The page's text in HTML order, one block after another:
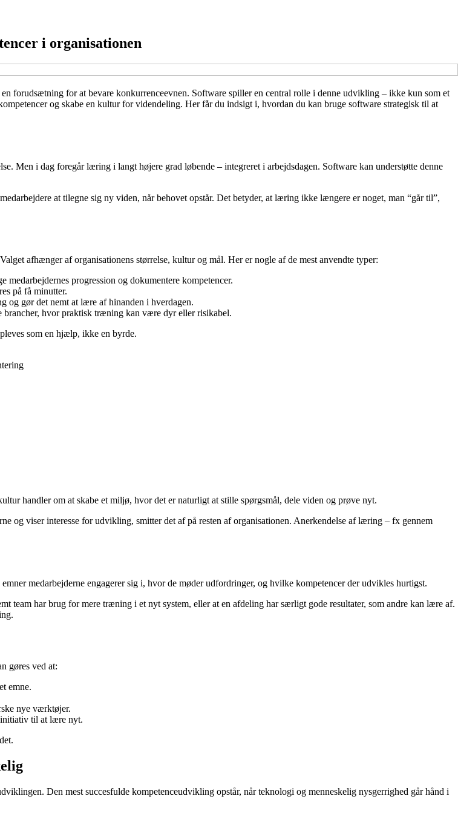
i organisationen
forudsætning for at bevare konkurrenceevnen. Software spiller en central rolle i denne udvikling – ikke kun som et
og skabe en kultur for videndeling. Her får du indsigt i, hvordan du kan bruge software strategisk til at
Men i dag foregår læring i langt højere grad løbende – integreret i arbejdsdagen. Software kan understøtte denne
at tilegne sig ny viden, når behovet opstår. Det betyder, at læring ikke længere er noget, man “går til”,
afhænger af organisationens størrelse, kultur og mål. Her er nogle af de mest anvendte typer:
medarbejdernes progression og dokumentere kompetencer.
på få minutter.
og gør det nemt at lære af hinanden i hverdagen.
hvor praktisk træning kan være dyr eller risikabel.
som en hjælp, ikke en byrde.
handler om at skabe et miljø, hvor det er naturligt at stille spørgsmål, dele viden og prøve nyt.
og viser interesse for udvikling, smitter det af på resten af organisationen. Anerkendelse af læring – fx gennem
medarbejderne engagerer sig i, hvor de møder udfordringer, og hvilke kompetencer der udvikles hurtigst.
team har brug for mere træning i et nyt system, eller at en afdeling har særligt gode resultater, som andre kan lære af.
gøres ved at:
emne.
nye værktøjer.
initiativ til at lære nyt.
Den mest succesfulde kompetenceudvikling opstår, når teknologi og menneskelig nysgerrighed går hånd i